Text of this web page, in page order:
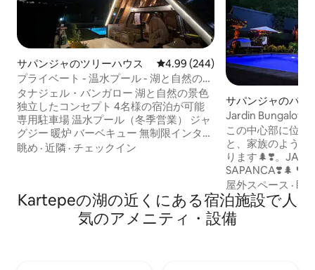
サパンジャのツリーハウス レビュー244件、5つ星中4.99つ
4.99 (244)
プライベート - 温水プール - 湖と自然の景
色
タナジェル・バンガロー 湖と自然の景色
独立したコンセプト 4名様の宿泊が可能
専用駐車場 温水プール（冬季営業） ジャ
グジー 暖炉 バーベキュー 無制限インター
ネット Netflix コーヒーサービス シャワ
ウト11:00 サパンジャの料金所まで 5 分 *
申し訳ございませんが、朝食サービスは
ございません。 *ペットはお断りしており
眺め · 近隣 · チェックイン
サパンジャのバン
Jardin Bungalow
Tub VIP -1 -
この中心部に位置
と、家族のように
ります🌲❣️。
SAPANCA❣️🌲 📞 📍Sakarya/Sapanca 🏞
自然の眺めが楽し
火台 🏊‍♀️プール 🛁
ッチンとそのすべ
🧊 冷蔵庫 🧺 洗濯
屋外スペース · 眺
Kartepeの湖の近くにある宿泊施設で人
気のアメニティ・設備